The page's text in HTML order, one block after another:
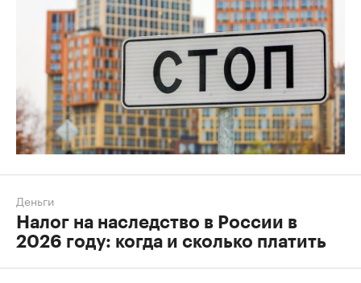
Деньги
Налог на наследство в России в
2026 году: когда и сколько платить